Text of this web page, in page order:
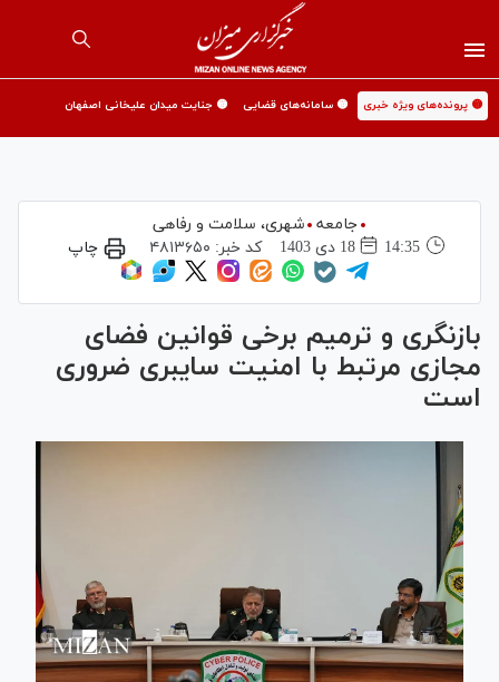
🟡 پرونده‌های ویژه خبری 🟡 سامانه‌های قضایی 🟡 جنایت میدان علیخانی اصفهان
جامعه
شهری،‌ سلامت و رفاهی
14:35
18 دی 1403 کد خبر: ۴۸۱۳۶۵۰ چاپ
بازنگری و ترمیم برخی قوانین فضای
مجازی مرتبط با امنیت سایبری ضروری
است